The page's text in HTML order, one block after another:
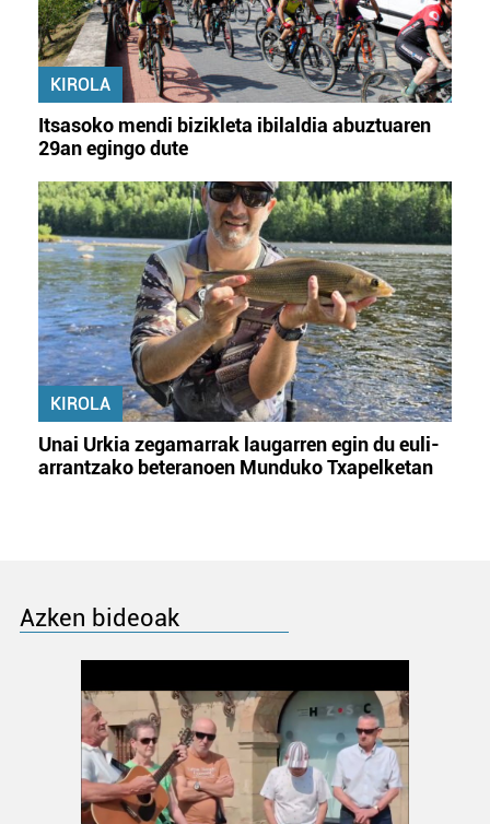
KIROLA
Itsasoko mendi bizikleta ibilaldia abuztuaren
29an egingo dute
KIROLA
Unai Urkia zegamarrak laugarren egin du euli-
arrantzako beteranoen Munduko Txapelketan
Azken bideoak